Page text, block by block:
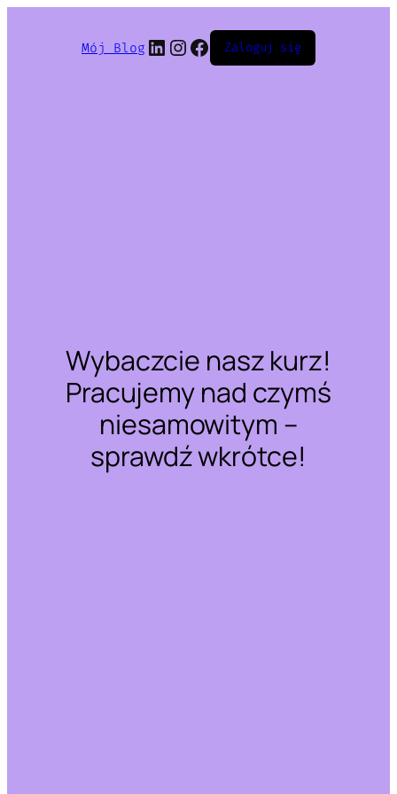
Mój Blog LinkedIn
Instagram
Facebook
Zaloguj się
Wybaczcie nasz kurz!
Pracujemy nad czymś
niesamowitym –
sprawdź wkrótce!